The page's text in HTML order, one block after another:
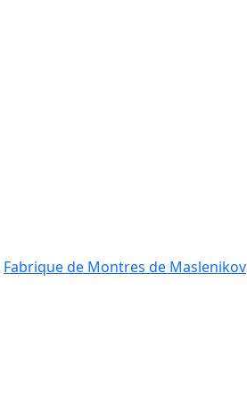
Fabrique de Montres de Maslenikov